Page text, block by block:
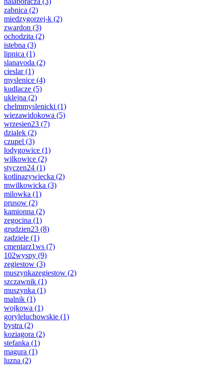
zabnica (2)
miedzygorzej-k (2)
zwardon (3)
ochodzita (2)
istebna (3)
lipnica (1)
slanavoda (2)
cieslar(1)
myslenice (4)
kudlacze (5)
uklejna (2)
chelmmyslenicki (1)
wiezawidokowa (5)
wrzesien23 (7)
dzialek (2)
czupel (3)
lodygowice (1)
wilkowice (2)
styczen24 (1)
kotlinazywiecka (2)
mwilkowicka (3)
milowka (1)
prusow (2)
kamionna (2)
zegocina (1)
grudzien23 (8)
zadziele (1)
cmentarz1ws (7)
102wyspy (9)
zegiestow (3)
muszynkazegiestow (2)
szczawnik (1)
muszynka (1)
malnik (1)
wojkowa (1)
goryleluchowskie (1)
bystra (2)
koziagora (2)
stefanka (1)
magura (1)
luzna (2)